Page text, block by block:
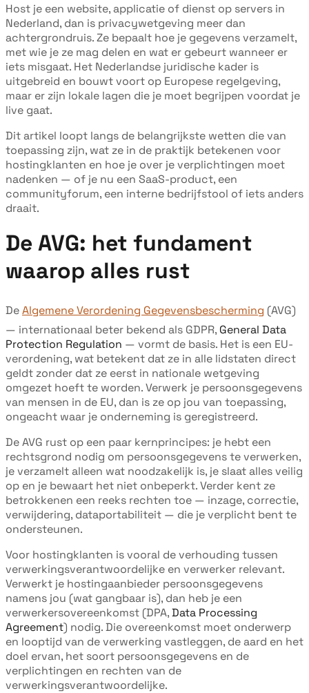
Host je een website, applicatie of dienst op servers in
Nederland, dan is privacywetgeving meer dan
achtergrondruis. Ze bepaalt hoe je gegevens verzamelt,
met wie je ze mag delen en wat er gebeurt wanneer er
iets misgaat. Het Nederlandse juridische kader is
uitgebreid en bouwt voort op Europese regelgeving,
maar er zijn lokale lagen die je moet begrijpen voordat je
live gaat.
Dit artikel loopt langs de belangrijkste wetten die van
toepassing zijn, wat ze in de praktijk betekenen voor
hostingklanten en hoe je over je verplichtingen moet
nadenken — of je nu een SaaS-product, een
communityforum, een interne bedrijfstool of iets anders
draait.
De AVG: het fundament
waarop alles rust
DeAlgemene Verordening Gegevensbescherming (AVG)
— internationaal beter bekend als GDPR, General Data
Protection Regulation — vormt de basis. Het is een EU-
verordening, wat betekent dat ze in alle lidstaten direct
geldt zonder dat ze eerst in nationale wetgeving
omgezet hoeft te worden. Verwerk je persoonsgegevens
van mensen in de EU, dan is ze op jou van toepassing,
ongeacht waar je onderneming is geregistreerd.
De AVG rust op een paar kernprincipes: je hebt een
rechtsgrond nodig om persoonsgegevens te verwerken,
je verzamelt alleen wat noodzakelijk is, je slaat alles veilig
op en je bewaart het niet onbeperkt. Verder kent ze
betrokkenen een reeks rechten toe — inzage, correctie,
verwijdering, dataportabiliteit — die je verplicht bent te
ondersteunen.
Voor hostingklanten is vooral de verhouding tussen
verwerkingsverantwoordelijke en verwerker relevant.
Verwerkt je hostingaanbieder persoonsgegevens
namens jou (wat gangbaar is), dan heb je een
verwerkersovereenkomst (DPA,Data Processing
Agreement) nodig. Die overeenkomst moet onderwerp
en looptijd van de verwerking vastleggen, de aard en het
doel ervan, het soort persoonsgegevens en de
verplichtingen en rechten van de
verwerkingsverantwoordelijke.